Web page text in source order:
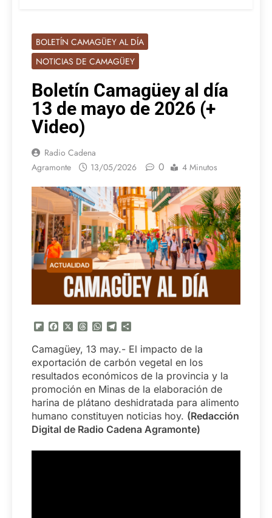
BOLETÍN CAMAGÜEY AL DÍA
NOTICIAS DE CAMAGÜEY
Boletín Camagüey al día
13 de mayo de 2026 (+
Video)
Radio Cadena
Agramonte
13/05/2026 0 4 Minutos
Flipboard
Facebook
X Threads
WhatsApp
Telegram
Camagüey, 13 may.- El impacto de la
exportación de carbón vegetal en los
resultados económicos de la provincia y la
promoción en Minas de la elaboración de
harina de plátano deshidratada para alimento
humano constituyen noticias hoy. (Redacción
Digital de Radio Cadena Agramonte)